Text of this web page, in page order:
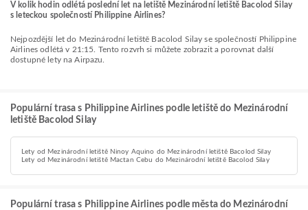
V kolik hodin odlétá poslední let na letiště Mezinárodní letiště Bacolod Silay
s leteckou společností Philippine Airlines?
Nejpozdější let do Mezinárodní letiště Bacolod Silay se společností Philippine
Airlines odlétá v 21:15. Tento rozvrh si můžete zobrazit a porovnat další
dostupné lety na Airpazu.
Populární trasa s Philippine Airlines podle letiště do Mezinárodní
letiště Bacolod Silay
Lety od Mezinárodní letiště Ninoy Aquino do Mezinárodní letiště Bacolod Silay
Lety od Mezinárodní letiště Mactan Cebu do Mezinárodní letiště Bacolod Silay
Populární trasa s Philippine Airlines podle města do Mezinárodní